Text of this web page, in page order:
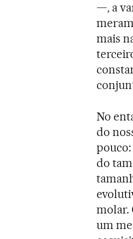
—, a
mais
No
do
do
molar.
um